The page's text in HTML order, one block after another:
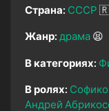
Страна: СССР
Жанр: драма 😫
В категориях:
В ролях:
Андрей